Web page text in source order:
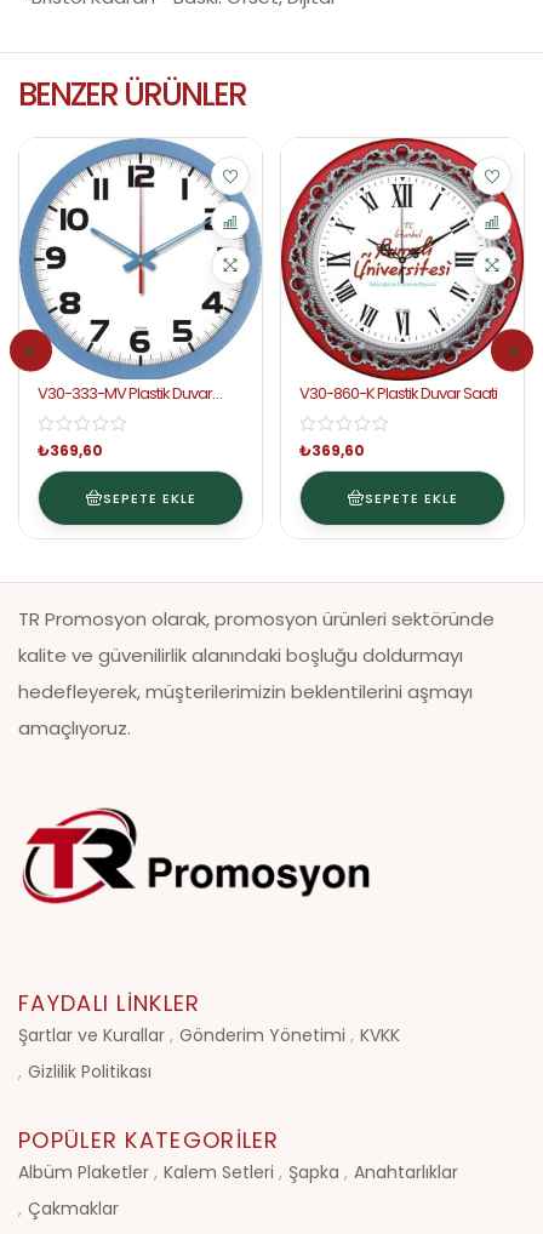
BENZER ÜRÜNLER
V30-333-MV Plastik Duvar
Saati
₺369,60
SEPETE EKLE
V30-860-K Plastik Duvar Saati
₺369,60
SEPETE EKLE
TR Promosyon olarak, promosyon ürünleri sektöründe
kalite ve güvenilirlik alanındaki boşluğu doldurmayı
hedefleyerek, müşterilerimizin beklentilerini aşmayı
amaçlıyoruz.
FAYDALI LINKLER
Şartlar ve Kurallar Gönderim Yönetimi
KVKK
Gizlilik Politikası
POPÜLER KATEGORILER
Albüm Plaketler Kalem Setleri Şapka
Anahtarlıklar
Çakmaklar